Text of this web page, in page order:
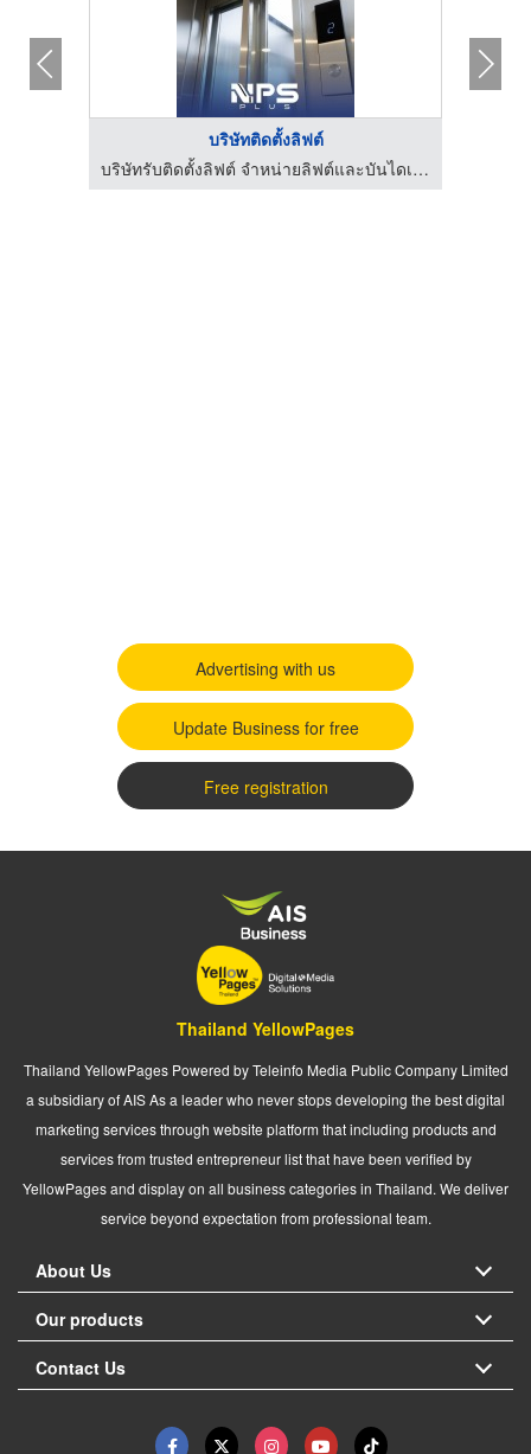
บริษัทติดตั้งลิฟต์
บริษัทรับติดตั้งลิฟต์ จำหน่ายลิฟต์และบันไดเลื่อน | NPS PLUS
Advertising with us
Update Business for free
Free registration
Thailand YellowPages
Thailand YellowPages Powered by Teleinfo Media Public Company Limited
a subsidiary of AIS As a leader who never stops developing the best digital
marketing services through website platform that including products and
services from trusted entrepreneur list that have been verified by
YellowPages and display on all business categories in Thailand. We deliver
service beyond expectation from professional team.
About Us
Our products
Contact Us